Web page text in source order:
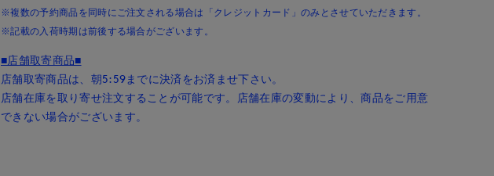
※複数の予約商品を同時にご注文される場合は「クレジットカード」のみとさせていただきます。
※記載の入荷時期は前後する場合がございます。
■店舗取寄商品■
店舗取寄商品は、朝5:59までに決済をお済ませ下さい。
店舗在庫を取り寄せ注文することが可能です。店舗在庫の変動により、商品をご用意
できない場合がございます。